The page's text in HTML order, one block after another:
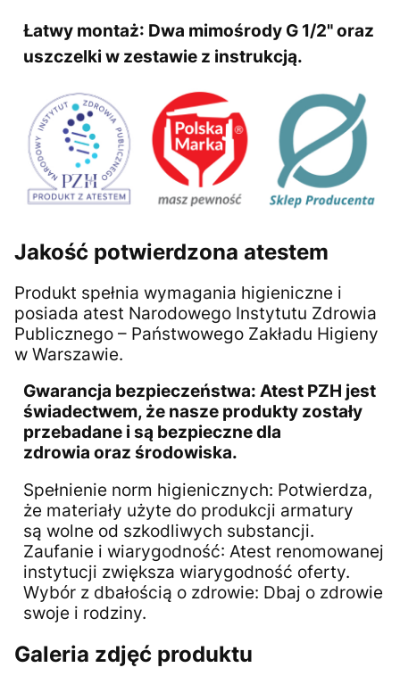
Łatwy montaż: Dwa mimośrody G 1/2" oraz
uszczelki w zestawie z instrukcją.
Jakość potwierdzona atestem
Produkt spełnia wymagania higieniczne i
posiada atest Narodowego Instytutu Zdrowia
Publicznego – Państwowego Zakładu Higieny
w Warszawie.
Gwarancja bezpieczeństwa: Atest PZH jest
świadectwem, że nasze produkty zostały
przebadane i są bezpieczne dla
zdrowia oraz środowiska.
Spełnienie norm higienicznych: Potwierdza,
że materiały użyte do produkcji armatury
są wolne od szkodliwych substancji.
Zaufanie i wiarygodność: Atest renomowanej
instytucji zwiększa wiarygodność oferty.
Wybór z dbałością o zdrowie: Dbaj o zdrowie
swoje i rodziny.
Galeria zdjęć produktu